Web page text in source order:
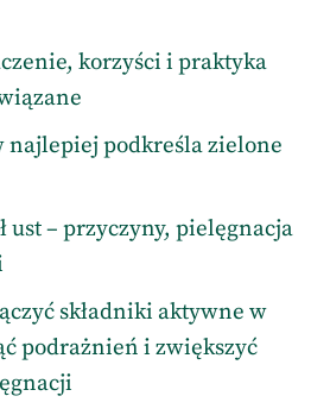
korzyści i praktyka
najlepiej podkreśla zielone
ust – przyczyny, pielęgnacja
składniki aktywne w
podrażnień i zwiększyć